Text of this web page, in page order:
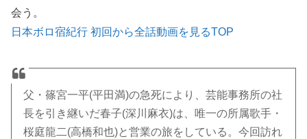
会う。
日本ボロ宿紀行 初回から全話動画を見るTOP
父・篠宮一平(平田満)の急死により、芸能事務所の社
長を引き継いだ春子(深川麻衣)は、唯一の所属歌手・
桜庭龍二(高橋和也)と営業の旅をしている。今回訪れ